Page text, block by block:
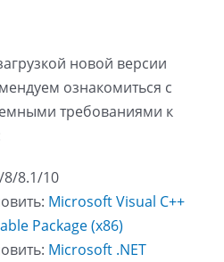
новой версии
ознакомиться с
требованиями к
8.1/10
Microsoft Visual C++
Package (x86)
Microsoft .NET